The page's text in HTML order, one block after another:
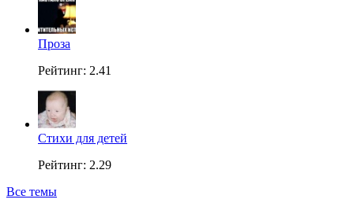
Проза
Рейтинг: 2.41
Стихи для детей
Рейтинг: 2.29
Все темы